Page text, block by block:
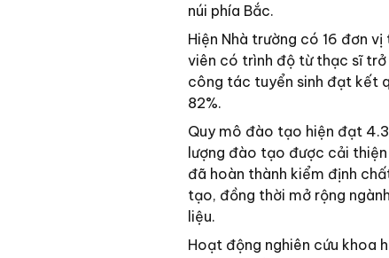
núi phía Bắc.
Hiện Nhà trường có 16 đơn
viên có trình độ từ thạc sĩ
công tác tuyển sinh đạt kết
82%.
Quy mô đào tạo hiện đạt
lượng đào tạo được cải
đã hoàn thành kiểm định
tạo, đồng thời mở rộng
liệu.
Hoạt động nghiên cứu khoa